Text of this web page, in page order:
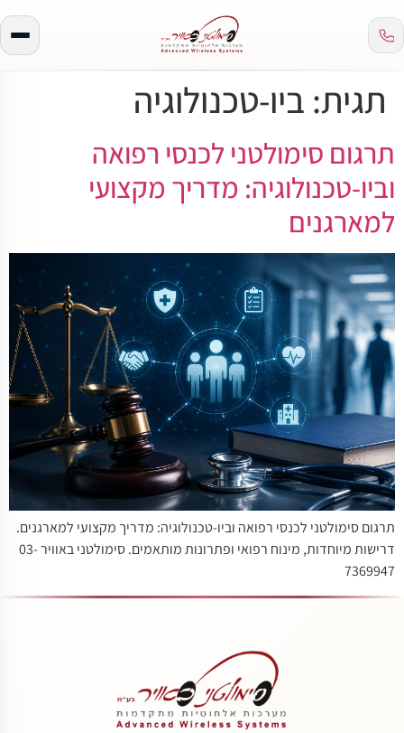
תגית: ביו-טכנולוגיה
תרגום סימולטני לכנסי רפואה
וביו-טכנולוגיה: מדריך מקצועי
למארגנים
תרגום סימולטני לכנסי רפואה וביו-טכנולוגיה: מדריך מקצועי למארגנים.
דרישות מיוחדות, מינוח רפואי ופתרונות מותאמים. סימולטני באוויר 03-
7369947